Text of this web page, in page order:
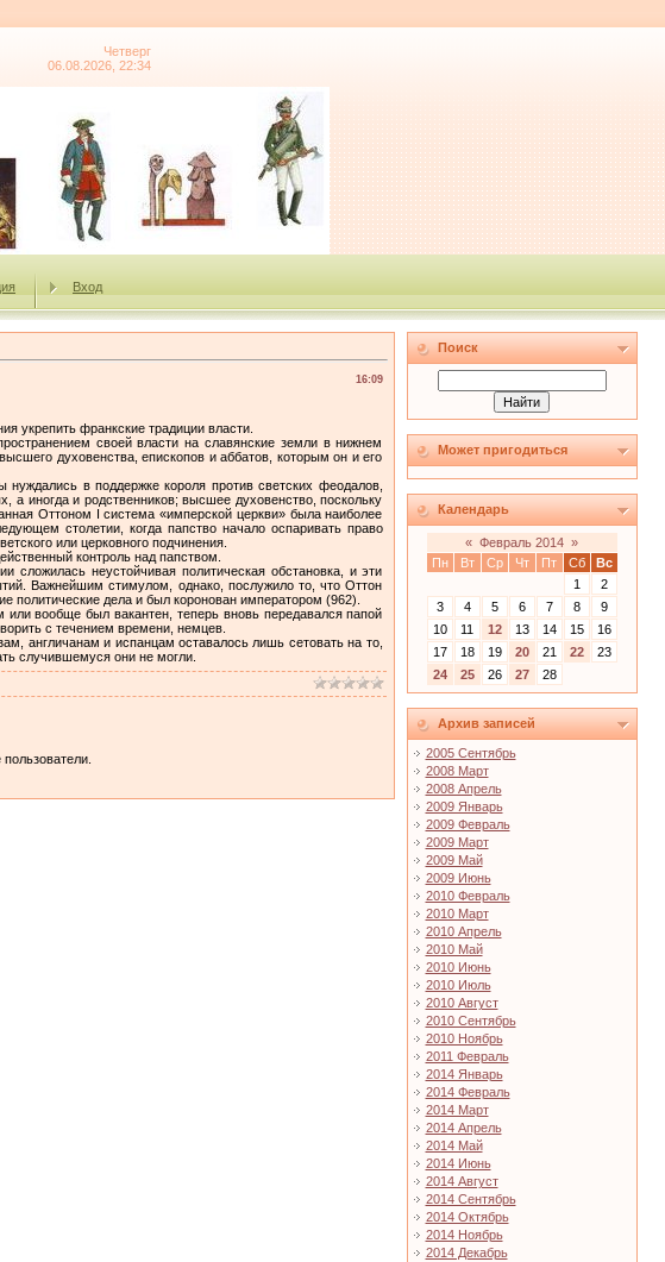
Четверг
06.08.2026, 22:34
Вход
16:09
укрепить франкские традиции власти.
своей власти на славянские земли в нижнем
духовенства, епископов и аббатов, которым он и его
в поддержке короля против светских феодалов,
а иногда и родственников; высшее духовенство, поскольку
Оттоном I система «имперской церкви» была наиболее
столетии, когда папство начало оспаривать право
или церковного подчинения.
контроль над папством.
неустойчивая политическая обстановка, и эти
Важнейшим стимулом, однако, послужило то, что Оттон
политические дела и был коронован императором (962).
вообще был вакантен, теперь вновь передавался папой
с течением времени, немцев.
англичанам и испанцам оставалось лишь сетовать на то,
случившемуся они не могли.
Поиск
Может пригодиться
Календарь
« Февраль 2014 »
Пн
Вт Ср Чт Пт Сб
Вс
1
2
3
4 5 6 7 8
9
10
11 12 13 14 15
16
17
18 19 20 21 22
23
24
25 26 27 28
Архив записей
2005 Сентябрь
2008 Март
2008 Апрель
2009 Январь
2009 Февраль
2009 Март
2009 Май
2009 Июнь
2010 Февраль
2010 Март
2010 Апрель
2010 Май
2010 Июнь
2010 Июль
2010 Август
2010 Сентябрь
2010 Ноябрь
2011 Февраль
2014 Январь
2014 Февраль
2014 Март
2014 Апрель
2014 Май
2014 Июнь
2014 Август
2014 Сентябрь
2014 Октябрь
2014 Ноябрь
2014 Декабрь